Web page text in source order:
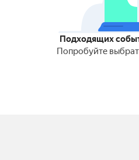
Подходящих
Попробуйте